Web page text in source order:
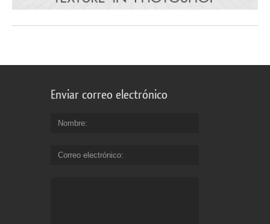
Enviar correo electrónico
Nombre
Correo electrónico